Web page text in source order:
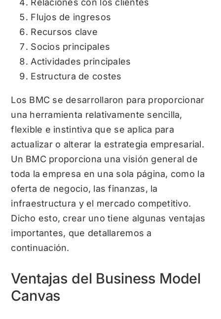
Relaciones con los clientes
Flujos de ingresos
Recursos clave
Socios principales
Actividades principales
Estructura de costes
Los BMC se desarrollaron para proporcionar
una herramienta relativamente sencilla,
flexible e instintiva que se aplica para
actualizar o alterar la estrategia empresarial.
Un BMC proporciona una visión general de
toda la empresa en una sola página, como la
oferta de negocio, las finanzas, la
infraestructura y el mercado competitivo.
Dicho esto, crear uno tiene algunas ventajas
importantes, que detallaremos a
continuación.
Ventajas del Business Model
Canvas